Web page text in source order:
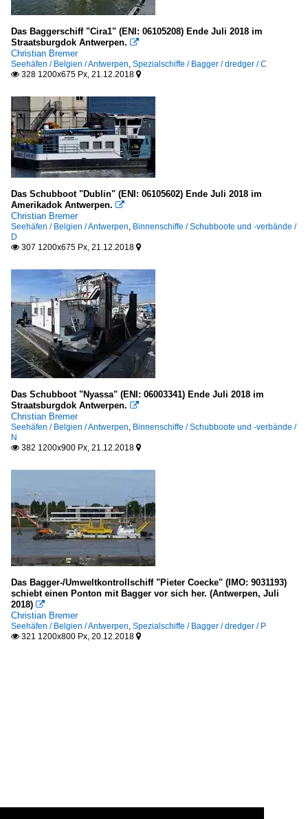
Das Baggerschiff "Cira1" (ENI: 06105208) Ende Juli 2018 im
Straatsburgdok Antwerpen. 
Christian Bremer
Seehäfen / Belgien / Antwerpen, Spezialschiffe / Bagger / dredger / C
 328 1200x675 Px, 21.12.2018 
Das Schubboot "Dublin" (ENI: 06105602) Ende Juli 2018 im
Amerikadok Antwerpen. 
Christian Bremer
Seehäfen / Belgien / Antwerpen, Binnenschiffe / Schubboote und -verbände /
D
 307 1200x675 Px, 21.12.2018 
Das Schubboot "Nyassa" (ENI: 06003341) Ende Juli 2018 im
Straatsburgdok Antwerpen. 
Christian Bremer
Seehäfen / Belgien / Antwerpen, Binnenschiffe / Schubboote und -verbände /
N
 382 1200x900 Px, 21.12.2018 
Das Bagger-/Umweltkontrollschiff "Pieter Coecke" (IMO: 9031193)
schiebt einen Ponton mit Bagger vor sich her. (Antwerpen, Juli
2018) 
Christian Bremer
Seehäfen / Belgien / Antwerpen, Spezialschiffe / Bagger / dredger / P
 321 1200x800 Px, 20.12.2018 